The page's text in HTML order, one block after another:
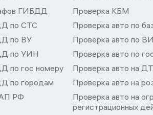
ГИБДД
по СТС
по ВУ
по УИН
по гос номеру
по городам
РФ
Проверка КБМ
Проверка авто по
Проверка авто по
Проверка авто по
Проверка авто на
Проверка авто на
Проверка авто на
регистрационных